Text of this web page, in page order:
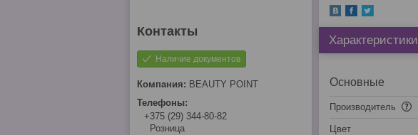
Характеристики
Основные
Производитель
Цвет
Наличие документов
BEAUTY POINT
+375 (29) 344-80-82
Розница